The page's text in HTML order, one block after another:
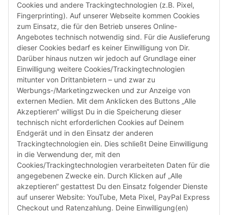
Cookies und andere Trackingtechnologien (z.B. Pixel,
Fingerprinting). Auf unserer Webseite kommen Cookies
zum Einsatz, die für den Betrieb unseres Online-
Angebotes technisch notwendig sind. Für die Auslieferung
dieser Cookies bedarf es keiner Einwilligung von Dir.
Darüber hinaus nutzen wir jedoch auf Grundlage einer
Einwilligung weitere Cookies/Trackingtechnologien
mitunter von Drittanbietern – und zwar zu
Werbungs-/Marketingzwecken und zur Anzeige von
externen Medien. Mit dem Anklicken des Buttons „Alle
Akzeptieren“ willigst Du in die Speicherung dieser
technisch nicht erforderlichen Cookies auf Deinem
Endgerät und in den Einsatz der anderen
Trackingtechnologien ein. Dies schließt Deine Einwilligung
in die Verwendung der, mit den
Cookies/Trackingtechnologien verarbeiteten Daten für die
angegebenen Zwecke ein. Durch Klicken auf „Alle
akzeptieren“ gestattest Du den Einsatz folgender Dienste
auf unserer Website: YouTube, Meta Pixel, PayPal Express
Checkout und Ratenzahlung. Deine Einwilligung(en)
Susannenstraße 21a, DE-20357 Hamburg
Tel: +49 (0)40 432 76 990
Email:shop@audiolith.net
Servicezeiten (Mo.-Fr.) 11:00 - 15:00 Uhr
Bitte habe Verständnis dafür, dass Du uns ausschließlich zu
den oben genannten Geschäftszeiten telefonisch
kontaktieren kannst.
facebookyoutubeinstagram
tiktok